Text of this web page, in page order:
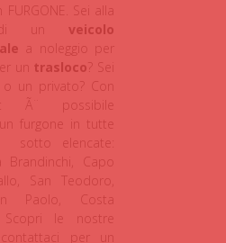
FURGONE. Sei alla
di un veicolo
a noleggio per
un trasloco? Sei
o un privato? Con
Ã¨ possibile
furgone in tutte
sotto elencate:
Brandinchi, Capo
San Teodoro,
Paolo, Costa
Scopri le nostre
per un